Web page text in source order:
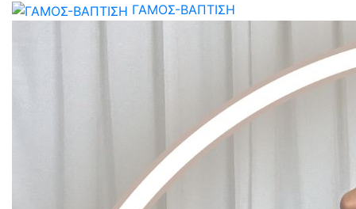
ΓΑΜΟΣ-ΒΑΠΤΙΣΗ